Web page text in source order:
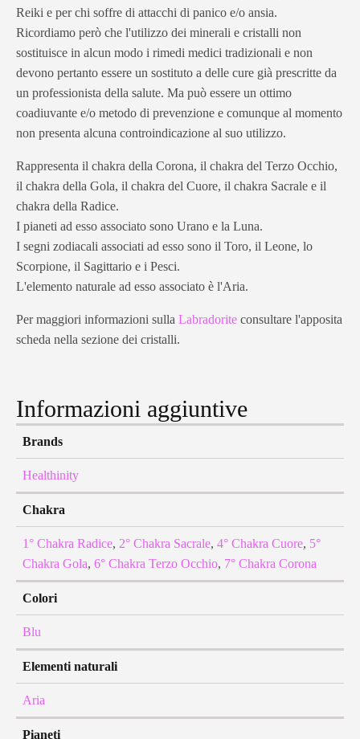
Reiki e per chi soffre di attacchi di panico e/o ansia.
Ricordiamo però che l'utilizzo dei minerali e cristalli non
sostituisce in alcun modo i rimedi medici tradizionali e non
devono pertanto essere un sostituto a delle cure già prescritte da
un professionista della salute. Ma può essere un ottimo
coadiuvante e/o metodo di prevenzione e comunque al momento
non presenta alcuna controindicazione al suo utilizzo.
Rappresenta il chakra della Corona, il chakra del Terzo Occhio,
il chakra della Gola, il chakra del Cuore, il chakra Sacrale e il
chakra della Radice.
I pianeti ad esso associato sono Urano e la Luna.
I segni zodiacali associati ad esso sono il Toro, il Leone, lo
Scorpione, il Sagittario e i Pesci.
L'elemento naturale ad esso associato è l'Aria.
Per maggiori informazioni sulla Labradorite consultare l'apposita
scheda nella sezione dei cristalli.
Informazioni aggiuntive
Brands
Healthinity
Chakra
1° Chakra Radice, 2° Chakra Sacrale, 4° Chakra Cuore, 5°
Chakra Gola, 6° Chakra Terzo Occhio, 7° Chakra Corona
Colori
Blu
Elementi naturali
Aria
Pianeti